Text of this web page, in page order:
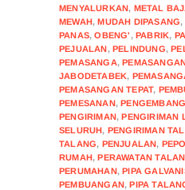
MENYALURKAN, METAL
MEWAH,MUDAH DIPASANG,
PANAS,OBENG' ,PABRIK,
PEJUALAN,PELINDUNG,
PEMASANGA,
JABODETABEK,
PEMASANGAN TEPAT,
PEMESANAN,
PENGIRIMAN,PENGIRIMAN
SELURUH, PENGIRIMAN
TALANG, PENJUALAN,
RUMAH,PERAWATAN
PERUMAHAN,PIPA
PEMBUANGAN,PIPA